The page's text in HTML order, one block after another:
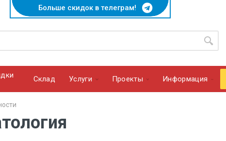
Больше скидок в телеграм!
Cклад Услуги Проекты Информация